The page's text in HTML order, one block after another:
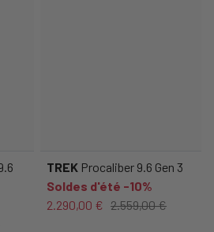
TREK Procaliber 9.6 Gen 3
Soldes d'été -10%
2.290,00 € 2.559,00 €